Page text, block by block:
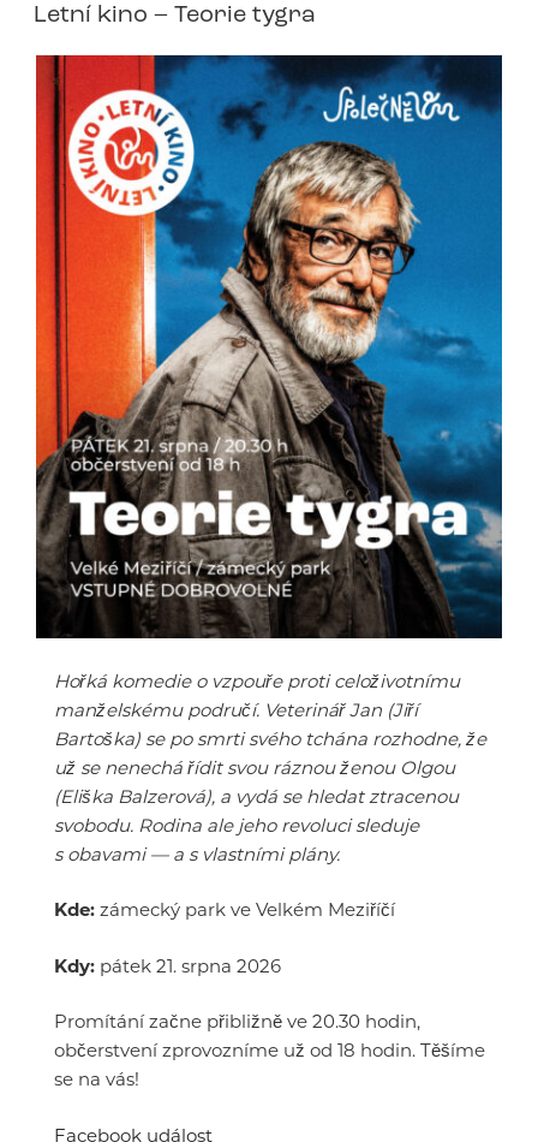
Letní kino – Teorie tygra
Hořká komedie o vzpouře proti celoživotnímu
manželskému područí. Veterinář Jan (Jiří
Bartoška) se po smrti svého tchána rozhodne, že
už se nenechá řídit svou ráznou ženou Olgou
(Eliška Balzerová), a vydá se hledat ztracenou
svobodu. Rodina ale jeho revoluci sleduje
s obavami — a s vlastními plány.
Kde: zámecký park ve Velkém Meziříčí
Kdy: pátek 21. srpna 2026
Promítání začne přibližně ve 20.30 hodin,
občerstvení zprovozníme už od 18 hodin. Těšíme
se na vás!
Facebook událost